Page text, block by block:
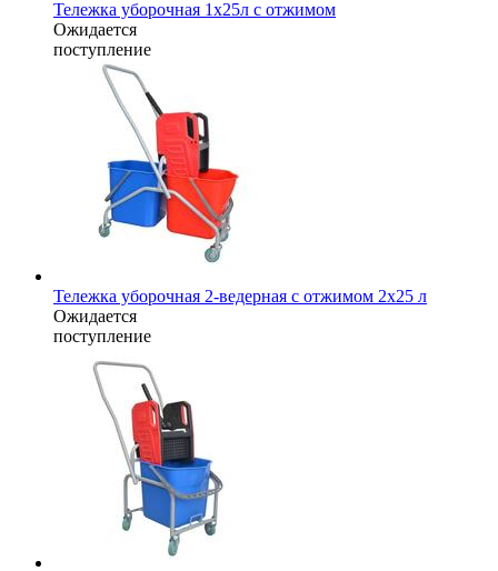
Тележка уборочная 1x25л с отжимом
Ожидается
поступление
Тележка уборочная 2-ведерная с отжимом 2x25 л
Ожидается
поступление